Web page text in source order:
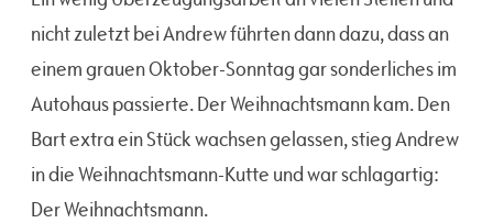
nicht zuletzt bei Andrew führten dann dazu, dass an
einem grauen Oktober-Sonntag gar sonderliches im
Autohaus passierte. Der Weihnachtsmann kam. Den
Bart extra ein Stück wachsen gelassen, stieg Andrew
in die Weihnachtsmann-Kutte und war schlagartig:
Der Weihnachtsmann.